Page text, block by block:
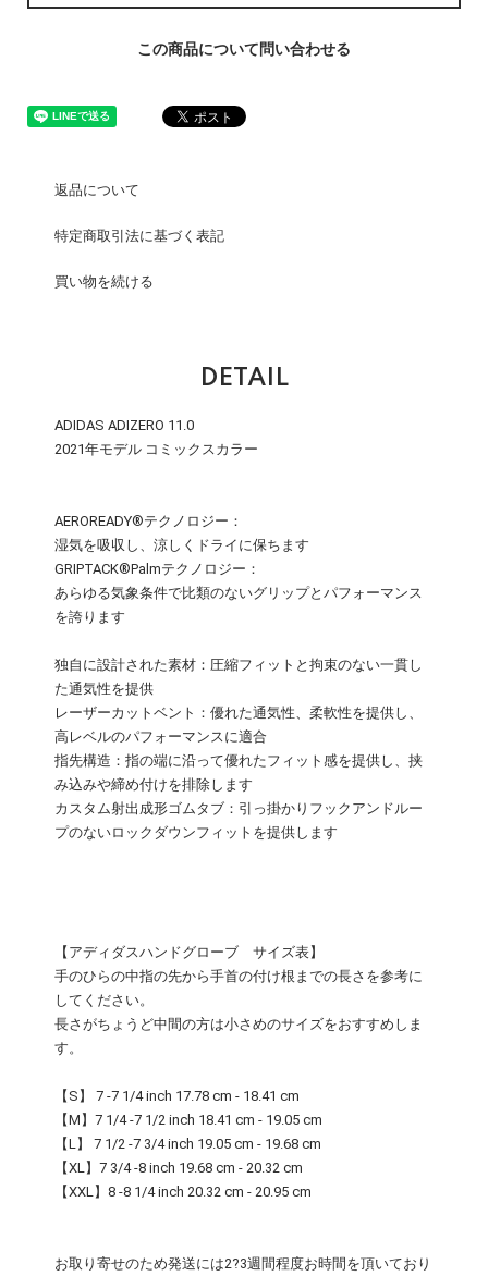
この商品について問い合わせる
返品について
特定商取引法に基づく表記
買い物を続ける
DETAIL
ADIDAS ADIZERO 11.0
2021年モデル コミックスカラー
AEROREADY®テクノロジー：
湿気を吸収し、涼しくドライに保ちます
GRIPTACK®Palmテクノロジー：
あらゆる気象条件で比類のないグリップとパフォーマンス
を誇ります
独自に設計された素材：圧縮フィットと拘束のない一貫し
た通気性を提供
レーザーカットベント：優れた通気性、柔軟性を提供し、
高レベルのパフォーマンスに適合
指先構造：指の端に沿って優れたフィット感を提供し、挟
み込みや締め付けを排除します
カスタム射出成形ゴムタブ：引っ掛かりフックアンドルー
プのないロックダウンフィットを提供します
【アディダスハンドグローブ サイズ表】
手のひらの中指の先から手首の付け根までの長さを参考に
してください。
長さがちょうど中間の方は小さめのサイズをおすすめしま
す。
【S】 7 -7 1/4 inch 17.78 cm - 18.41 cm
【M】7 1/4 -7 1/2 inch 18.41 cm - 19.05 cm
【L】 7 1/2 -7 3/4 inch 19.05 cm - 19.68 cm
【XL】7 3/4 -8 inch 19.68 cm - 20.32 cm
【XXL】8 -8 1/4 inch 20.32 cm - 20.95 cm
お取り寄せのため発送には2?3週間程度お時間を頂いており